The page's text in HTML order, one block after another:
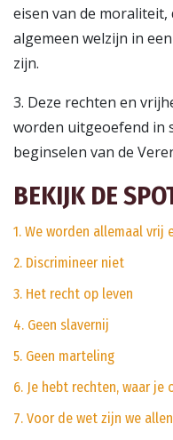
eisen van de
algemeen welzijn in
zijn.
3. Deze rechten en
worden uitgeoefend in
beginselen van de
BEKIJK DE
1. We worden allemaal vrij
2. Discrimineer niet
3. Het recht op leven
4. Geen slavernij
5. Geen marteling
6. Je hebt rechten, waar je
7. Voor de wet zijn we